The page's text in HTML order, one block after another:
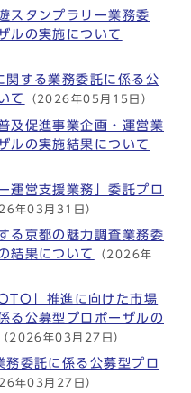
スタンプラリー業務委
ルの実施について
関する業務委託に係る公
て
（2026年05月15日）
及促進事業企画・運営業
ルの実施結果について
運営支援業務」委託プロ
年03月31日）
る京都の魅力調査業務委
結果について
（2026年
」推進に向けた市場
る公募型プロポーザルの
（2026年03月27日）
委託に係る公募型プロ
年03月27日）